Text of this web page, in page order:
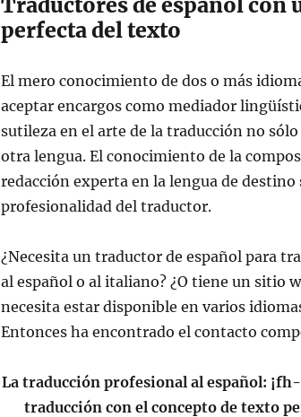
perfecta del texto
El mero conocimiento de dos o más
aceptar encargos como mediador
sutileza en el arte de la traducción no
otra lengua. El conocimiento de la
redacción experta en la lengua de destino
profesionalidad del traductor.
¿Necesita un traductor de español para
al español o al italiano? ¿O tiene un sitio
necesita estar disponible en varios
Entonces ha encontrado el contacto
La traducción profesional al español:
traducción con el concepto de texto